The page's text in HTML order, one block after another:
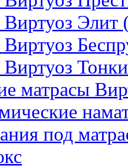
Элит
Виртуоз
матрасы
под